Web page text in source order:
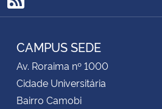
RSS
CAMPUS SEDE
Av. Roraima nº 1000
Cidade Universitária
Bairro Camobi